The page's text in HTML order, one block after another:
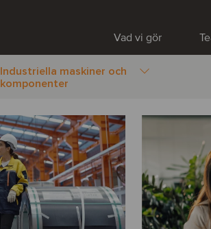
Vad vi gör
Industriella maskiner och
komponenter